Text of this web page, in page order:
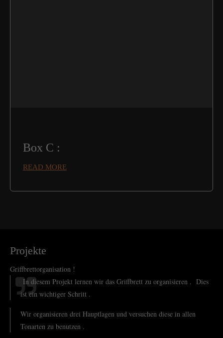
Box C :
READ MORE
Projekte
Griffbrettorganisation !
In diesem Projekt lernen wir das Griffbrett zu organisieren . Dies
ist ein wichtiger Schritt .
Wir organisieren drei Hauptlagen und versuchen diese in allen
Tonarten zu benutzen .